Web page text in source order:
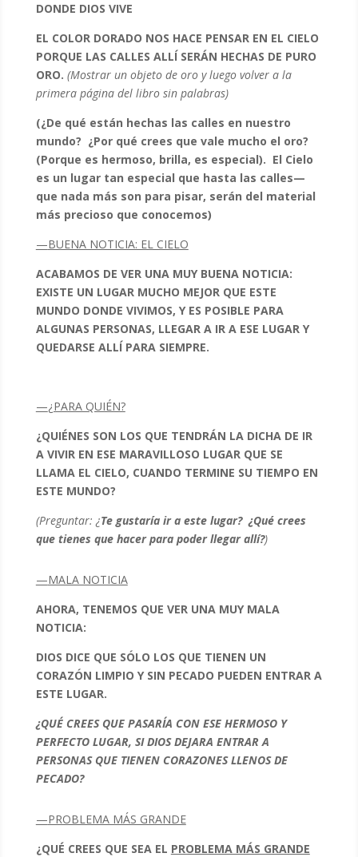
DONDE DIOS VIVE
EL COLOR DORADO NOS HACE PENSAR EN EL CIELO
PORQUE LAS CALLES ALLÍ SERÁN HECHAS DE PURO
ORO. (Mostrar un objeto de oro y luego volver a la
primera página del libro sin palabras)
(¿De qué están hechas las calles en nuestro
mundo? ¿Por qué crees que vale mucho el oro?
(Porque es hermoso, brilla, es especial). El Cielo
es un lugar tan especial que hasta las calles—
que nada más son para pisar, serán del material
más precioso que conocemos)
—BUENA NOTICIA: EL CIELO
ACABAMOS DE VER UNA MUY BUENA NOTICIA:
EXISTE UN LUGAR MUCHO MEJOR QUE ESTE
MUNDO DONDE VIVIMOS, Y ES POSIBLE PARA
ALGUNAS PERSONAS, LLEGAR A IR A ESE LUGAR Y
QUEDARSE ALLÍ PARA SIEMPRE.
—¿PARA QUIÉN?
¿QUIÉNES SON LOS QUE TENDRÁN LA DICHA DE IR
A VIVIR EN ESE MARAVILLOSO LUGAR QUE SE
LLAMA EL CIELO, CUANDO TERMINE SU TIEMPO EN
ESTE MUNDO?
(Preguntar: ¿Te gustaría ir a este lugar? ¿Qué crees
que tienes que hacer para poder llegar allí?)
—MALA NOTICIA
AHORA, TENEMOS QUE VER UNA MUY MALA
NOTICIA:
DIOS DICE QUE SÓLO LOS QUE TIENEN UN
CORAZÓN LIMPIO Y SIN PECADO PUEDEN ENTRAR A
ESTE LUGAR.
¿QUÉ CREES QUE PASARÍA CON ESE HERMOSO Y
PERFECTO LUGAR, SI DIOS DEJARA ENTRAR A
PERSONAS QUE TIENEN CORAZONES LLENOS DE
PECADO?
—PROBLEMA MÁS GRANDE
¿QUÉ CREES QUE SEA EL PROBLEMA MÁS GRANDE